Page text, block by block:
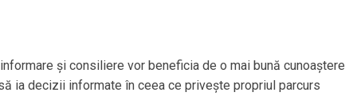
și consiliere vor beneficia de o mai bună cunoaștere
ia decizii informate în ceea ce privește propriul parcurs